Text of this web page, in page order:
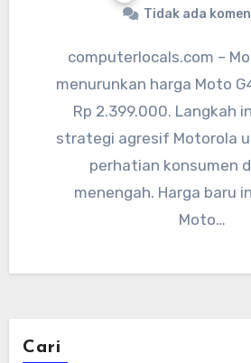
Tidak ada
computerlocals.com – Motorola resmi
menurunkan harga Moto
Rp 2.399.000. Langkah
strategi agresif Motorola
perhatian konsumen
menengah. Harga baru
Moto…
Cari